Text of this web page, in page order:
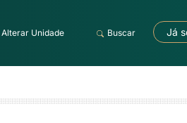
Alterar Unidade Buscar Já